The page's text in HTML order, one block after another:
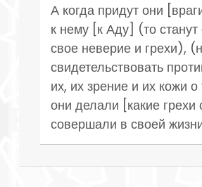
А когда придут они
к нему [к Аду] (то станут
свое неверие и грехи),
свидетельствовать
их, их зрение и их кожи о
они делали [какие грехи
совершали в своей